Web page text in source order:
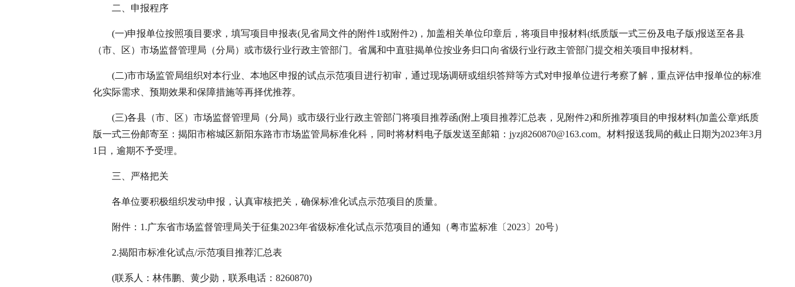
二、申报程序
(一)申报单位按照项目要求，填写项目申报表(见省局文件的附件1或附件2)，加盖相关单位印章后，将项目申报材料(纸质版一式三份及电子版)报送至各县
（市、区）市场监督管理局（分局）或市级行业行政主管部门。省属和中直驻揭单位按业务归口向省级行业行政主管部门提交相关项目申报材料。
(二)市市场监管局组织对本行业、本地区申报的试点示范项目进行初审，通过现场调研或组织答辩等方式对申报单位进行考察了解，重点评估申报单位的标准
化实际需求、预期效果和保障措施等再择优推荐。
(三)各县（市、区）市场监督管理局（分局）或市级行业行政主管部门将项目推荐函(附上项目推荐汇总表，见附件2)和所推荐项目的申报材料(加盖公章)纸质
版一式三份邮寄至：揭阳市榕城区新阳东路市市场监管局标准化科，同时将材料电子版发送至邮箱：jyzj8260870@163.com。材料报送我局的截止日期为2023年3月
1日，逾期不予受理。
三、严格把关
各单位要积极组织发动申报，认真审核把关，确保标准化试点示范项目的质量。
附件：1.广东省市场监督管理局关于征集2023年省级标准化试点示范项目的通知（粤市监标准〔2023〕20号）
2.揭阳市标准化试点/示范项目推荐汇总表
(联系人：林伟鹏、黄少勋，联系电话：8260870)